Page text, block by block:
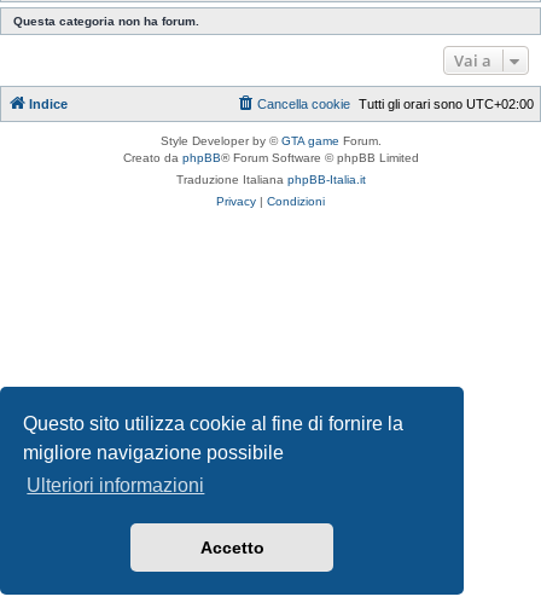
Questo sito utilizza cookie al fine di fornire la
migliore navigazione possibile
Ulteriori informazioni
Accetto
Questa categoria non ha forum.
Vai a
Indice Tutti gli orari sono UTC+02:00
Cancella cookie
Style Developer by ©GTA game Forum.
Creato da phpBB® Forum Software © phpBB Limited
Traduzione Italiana phpBB-Italia.it
Privacy | Condizioni